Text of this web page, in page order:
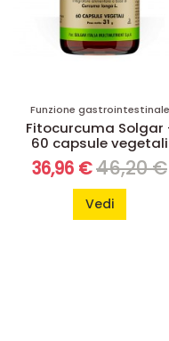
Funzione gastrointestinale
Fitocurcuma Solgar
60 capsule vegetali
36,96 €46,20 €
Vedi